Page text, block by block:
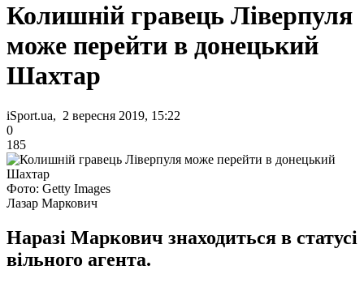
Колишній гравець Ліверпуля
може перейти в донецький
Шахтар
iSport.ua, 2 вересня 2019, 15:22
0
185
Фото: Getty Images
Лазар Маркович
Наразі Маркович знаходиться в статусі
вільного агента.